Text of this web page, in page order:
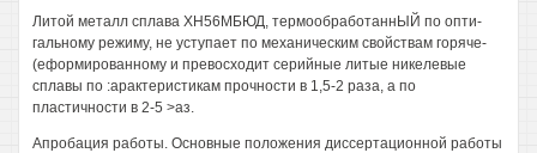
Литой металл сплава ХН56МБЮД, термообработаннЫЙ по опти-
гальному режиму, не уступает по механическим свойствам горяче-
(еформированному и превосходит серийные литые никелевые
сплавы по :арактеристикам прочности в 1,5-2 раза, а по
пластичности в 2-5 >аз.
Апробация работы. Основные положения диссертационной работы